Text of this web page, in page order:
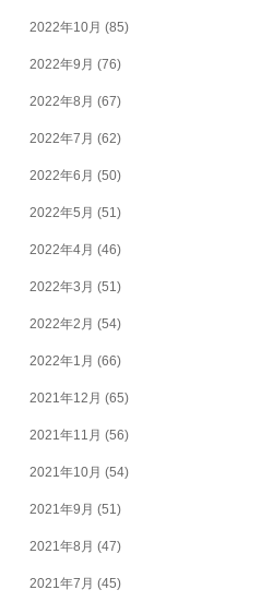
2022年10月 (85)
2022年9月 (76)
2022年8月 (67)
2022年7月 (62)
2022年6月 (50)
2022年5月 (51)
2022年4月 (46)
2022年3月 (51)
2022年2月 (54)
2022年1月 (66)
2021年12月 (65)
2021年11月 (56)
2021年10月 (54)
2021年9月 (51)
2021年8月 (47)
2021年7月 (45)